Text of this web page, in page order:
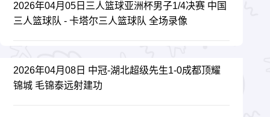
2026年04月05日三人篮球亚洲杯男子1/4决赛 中国
三人篮球队 - 卡塔尔三人篮球队 全场录像
2026年04月08日 中冠-湖北超级先生1-0成都顶耀
锦城 毛锦泰远射建功